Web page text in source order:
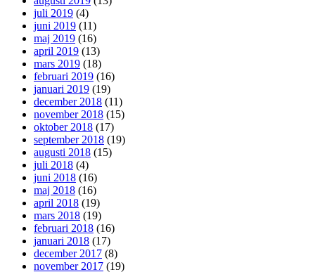
juli 2019 (4)
juni 2019 (11)
maj 2019 (16)
april 2019 (13)
mars 2019 (18)
februari 2019 (16)
januari 2019 (19)
december 2018 (11)
november 2018 (15)
oktober 2018 (17)
september 2018 (19)
augusti 2018 (15)
juli 2018 (4)
juni 2018 (16)
maj 2018 (16)
april 2018 (19)
mars 2018 (19)
februari 2018 (16)
januari 2018 (17)
december 2017 (8)
november 2017 (19)